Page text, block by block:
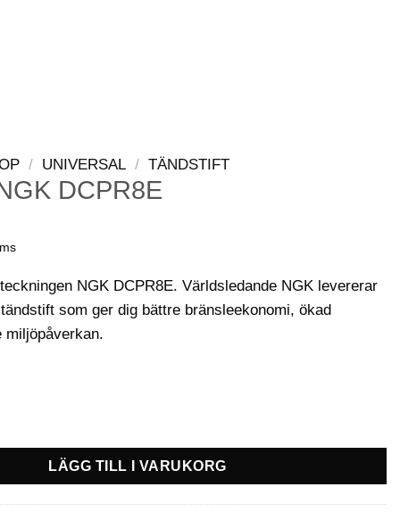
/ UNIVERSAL / TÄNDSTIFT
DCPR8E
NGK DCPR8E. Världsledande NGK levererar
som ger dig bättre bränsleekonomi, ökad
miljöpåverkan.
mängd
LÄGG TILL I VARUKORG